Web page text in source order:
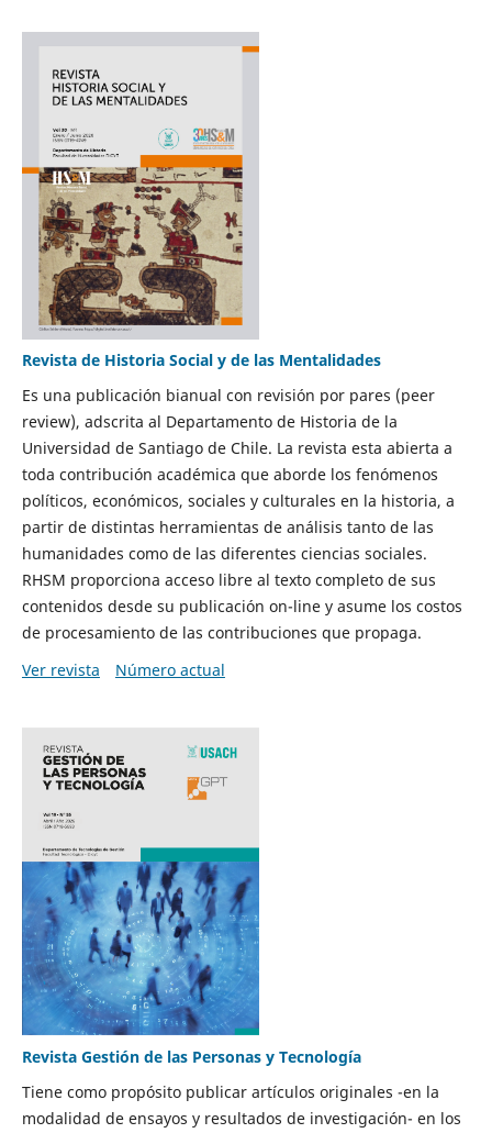
Revista de Historia Social y de las Mentalidades
Es una publicación bianual con revisión por pares (peer
review), adscrita al Departamento de Historia de la
Universidad de Santiago de Chile. La revista esta abierta a
toda contribución académica que aborde los fenómenos
políticos, económicos, sociales y culturales en la historia, a
partir de distintas herramientas de análisis tanto de las
humanidades como de las diferentes ciencias sociales.
RHSM proporciona acceso libre al texto completo de sus
contenidos desde su publicación on-line y asume los costos
de procesamiento de las contribuciones que propaga.
Ver revista
Número actual
Revista Gestión de las Personas y Tecnología
Tiene como propósito publicar artículos originales -en la
modalidad de ensayos y resultados de investigación- en los